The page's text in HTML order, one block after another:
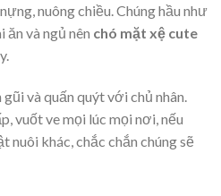
nuông chiều. Chúng hầu như
và ngủ nên chó mặt xệ cute
và quấn quýt với chủ nhân.
vuốt ve mọi lúc mọi nơi, nếu
nuôi khác, chắc chắn chúng sẽ